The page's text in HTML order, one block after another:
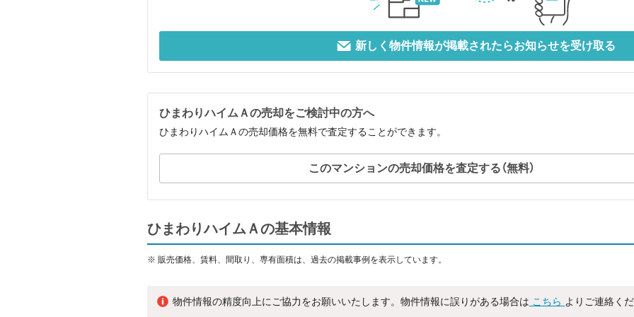
新しく物件情報が掲載されたらお知らせを受け取る
ひまわりハイムＡの売却をご検討中の方へ
ひまわりハイムＡの売却価格を無料で査定することができます。
このマンションの売却価格を査定する（無料）
ひまわりハイムＡの基本情報
※ 販売価格、賃料、間取り、専有面積は、過去の掲載事例を表示しています。
物件情報の精度向上にご協力をお願いいたします。物件情報に誤りがある場合は こちら よりご連絡く